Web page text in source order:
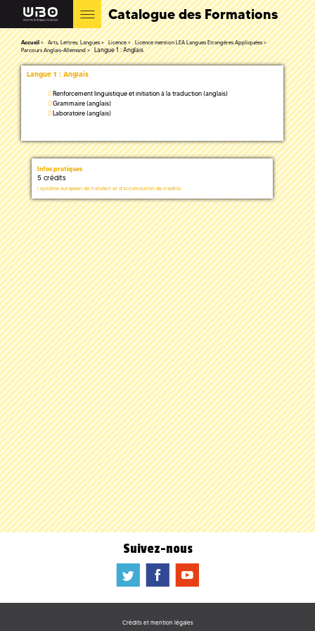
Catalogue des Formations
Accueil Arts, Lettres, Langues Licence
Licence mention LEA Langues Etrangères Appliquées
Parcours Anglais-Allemand
Langue 1 : Anglais
Langue 1 : Anglais
Renforcement linguistique et initiation à la traduction (anglais)
Grammaire (anglais)
Laboratoire (anglais)
Infos pratiques
5 crédits
( système européen de transfert et d'accumulation de crédits)
Suivez-nous
a b f
Crédits et mention légales